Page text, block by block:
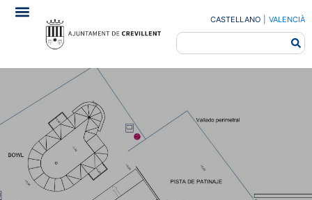
CASTELLANO VALENCIÀ